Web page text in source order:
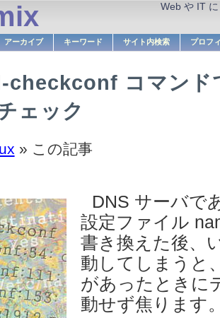
Web や IT
アーカイブ キーワード サイト内検索 プロフ
checkconf コマンド
ェック
» この記事
DNS サーバで
設定ファイル
書き換えた後、
動してしまうと
があったときに
動せず焦ります